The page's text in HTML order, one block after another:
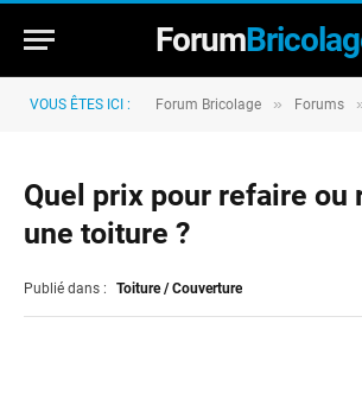
Forum
VOUS ÊTES ICI : Forum Bricolage » Forums
Quel prix pour refaire ou
une toiture ?
Publié dans : Toiture / Couverture